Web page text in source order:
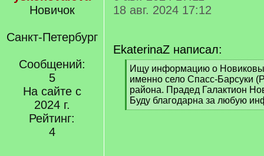
Новичок
Санкт-Петербург
Сообщений:
5
На сайте с
2024 г.
Рейтинг:
4
18 авг. 2024 17:12
EkaterinaZ написал:
[
q
]
Ищу информацию о
именно село Спасс-Барсуки
района. Прадед Галактион
Буду благодарна за любую
[